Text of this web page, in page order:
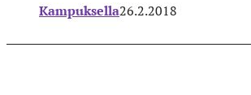
Kampuksella26.2.2018